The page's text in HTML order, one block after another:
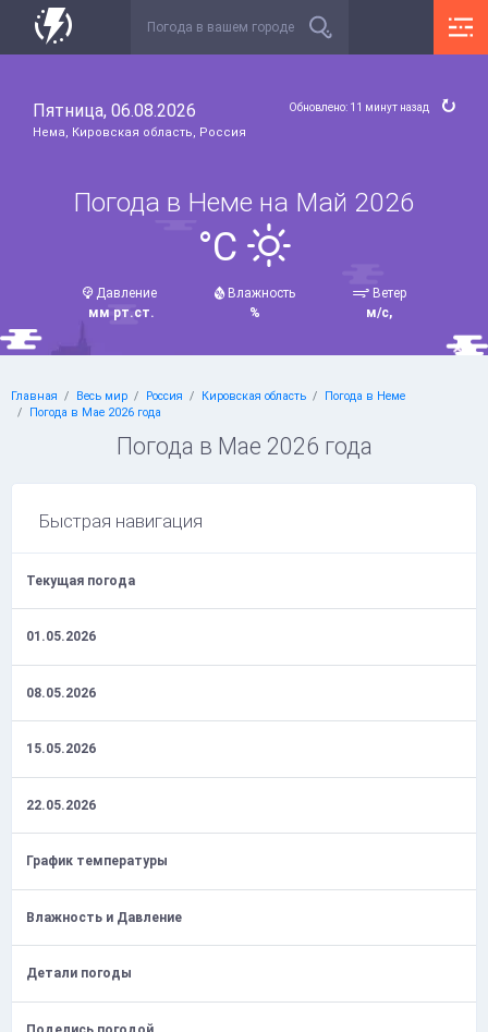
Пятница, 06.08.2026
Нема, Кировская область, Россия
Обновлено: 11 минут назад
Погода в Неме на Май 2026
°C
Давление
мм рт.ст.
Влажность
%
Ветер
м/с,
Главная Весь мир Россия Кировская область
Погода в Неме
Погода в Мае 2026 года
Погода в Мае 2026 года
Быстрая навигация
Текущая погода
01.05.2026
08.05.2026
15.05.2026
22.05.2026
График температуры
Влажность и Давление
Детали погоды